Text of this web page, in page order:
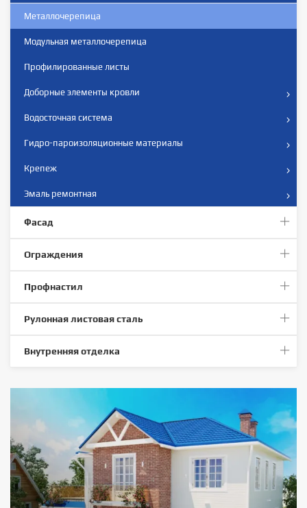
Металлочерепица
Модульная металлочерепица
Профилированные листы
Доборные элементы кровли
Водосточная система
Гидро-пароизоляционные материалы
Крепеж
Эмаль ремонтная
Фасад
Ограждения
Профнастил
Рулонная листовая сталь
Внутренняя отделка